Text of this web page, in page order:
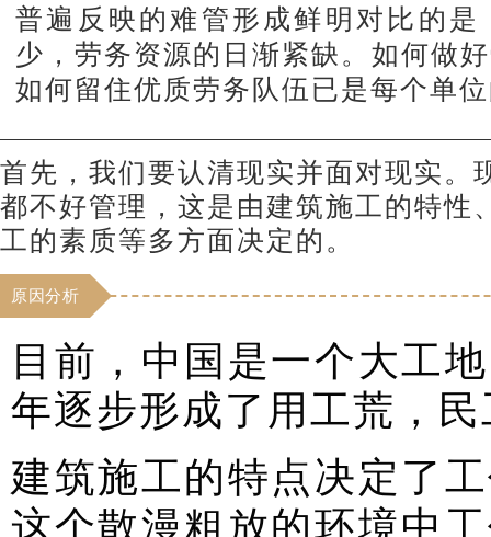
普遍反映的难管形成鲜明对比的是
少，劳务资源的日渐紧缺。如何做
如何留住优质劳务队伍已是每个单
首先，我们要认清现实并面对现实。
都不好管理，这是由建筑施工的特性
工的素质等多方面决定的。
原因分析
目前，中国是一个大工
年逐步形成了用工荒，
建筑施工的特点决定了
这个散漫粗放的环境中